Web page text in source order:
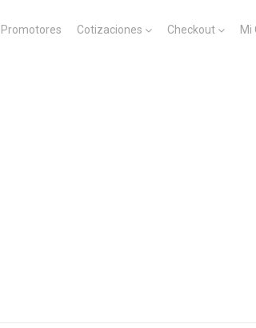
Promotores Cotizaciones Checkout Mi